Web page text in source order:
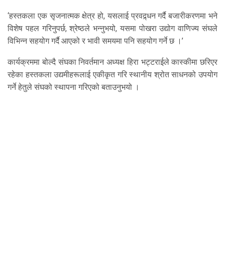
‘हस्तकला एक सृजनात्मक क्षेत्र हो, यसलाई प्रवद्र्धन गर्दै बजारीकरणमा भने
विशेष पहल गरिनुपर्छ, श्रेष्ठले भन्नुभयो, यसमा पोखरा उद्योग वाणिज्य संघले
विभिन्न सहयोग गर्दै आएको र भावी समयमा पनि सहयोग गर्ने छ ।’
कार्यक्रममा बोल्दै संघका निवर्तमान अध्यक्ष हिरा भट्टराईले कास्कीमा छरिएर
रहेका हस्तकला उद्यमीहरूलाई एकीकृत गरि स्थानीय श्रोत साधनको उपयोग
गर्ने हेतुले संघको स्थापना गरिएको बताउनुभयो ।